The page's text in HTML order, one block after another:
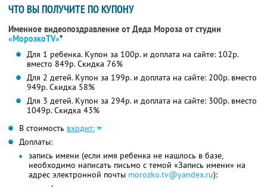
ЧТО ВЫ ПОЛУЧИТЕ ПО КУПОНУ
Именное видеопоздравление от Деда Мороза от студии
«МорозкоTV»*
Для 1 ребенка. Купон за 100р. и доплата на сайте: 102р.
вместо 849р. Скидка 76%
Для 2 детей. Купон за 199р. и доплата на сайте: 200р. вместо
949р. Скидка 58%
Для 3 детей. Купон за 294р. и доплата на сайте: 300р. вместо
1049р. Скидка 43%
В стоимость входит:
Доплаты:
запись имени (если имя ребенка не нашлось в базе,
необходимо написать письмо с темой «Запись имени» на
адрес электронной почты morozko.tv@yandex.ru):